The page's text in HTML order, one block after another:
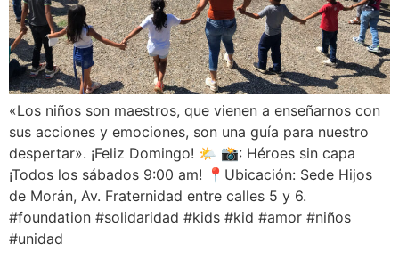
«Los niños son maestros, que vienen a enseñarnos con
sus acciones y emociones, son una guía para nuestro
despertar». ¡Feliz Domingo! 🌤 📸: Héroes sin capa
¡Todos los sábados 9:00 am! 📍Ubicación: Sede Hijos
de Morán, Av. Fraternidad entre calles 5 y 6.
#foundation #solidaridad #kids #kid #amor #niños
#unidad